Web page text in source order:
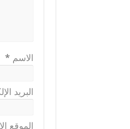
الاسم *
البريد
الموقع